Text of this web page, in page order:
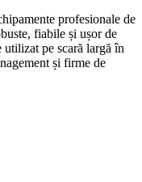
profesionale de
fiabile și ușor de
pe scară largă în
și firme de